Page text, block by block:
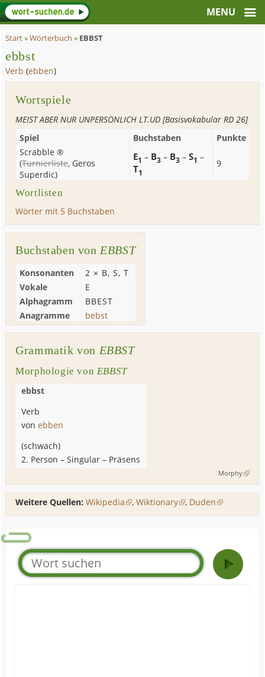
Start»Wörterbuch » EBBST
ebbst
Verb (ebben)
Wortspiele
MEIST ABER NUR UNPERSÖNLICH LT.UD [Basisvokabular RD 26]
Spiel
Buchstaben
Punkte
Scrabble ®
(Turnierliste, Geros
Superdic)
E1 – B3 – B3 –S1 –
T1
9
Wortlisten
Wörter mit 5 Buchstaben
Buchstaben von EBBST
Konsonanten 2 × B,S,T
Vokale
E
Alphagramm
BBEST
Anagramme
bebst
Grammatik von EBBST
Morphologie von EBBST
ebbst
Verb
vonebben
(schwach)
2. Person –Singular – Präsens
Morphy
Weitere Quellen: Wikipedia ,Wiktionary , Duden